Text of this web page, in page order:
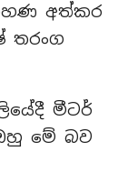
අත්කර
තරංග
මීටර්
මේ බව